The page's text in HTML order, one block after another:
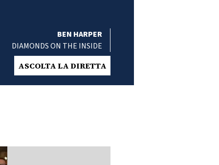
BEN HARPER
DIAMONDS ON THE INSIDE
ASCOLTA LA DIRETTA